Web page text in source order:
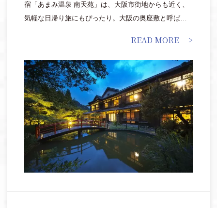
宿「あまみ温泉 南天苑」は、大阪市街地からも近く、
気軽な日帰り旅にもぴったり。大阪の奥座敷と呼ばれ
せせらぎが心地よく響く、まるで隠れ家のようなお宿
です。重厚感あふれる魅力的な宿で、都会の喧騒をし
ばし忘れてしっとりとしたひと時を過ごしてみません
か。
READ MORE